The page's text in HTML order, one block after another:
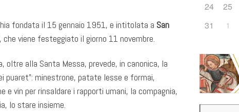
fondata il 15 gennaio 1951, e intitolata a San
che viene festeggiato il giorno 11 novembre.
oltre alla Santa Messa, prevede, in canonica, la
puaret”: minestrone, patate lesse e formai,
e vin per rinsaldare i rapporti umani, la compagnia,
lo stare insieme.
24
25
31
1